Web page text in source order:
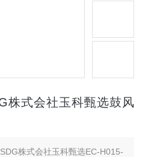
株式会社玉科甄选鼓风
株式会社玉科甄选EC-H015-